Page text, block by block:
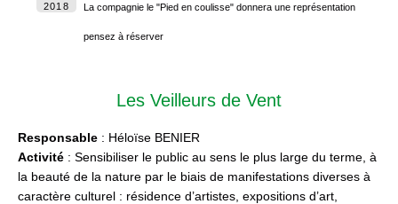
2018 La compagnie le "Pied en coulisse" donnera une représentation
pensez à réserver
Les Veilleurs de Vent
Responsable : Héloïse BENIER
Activité : Sensibiliser le public au sens le plus large du terme, à
la beauté de la nature par le biais de manifestations diverses à
caractère culturel : résidence d’artistes, expositions d’art,